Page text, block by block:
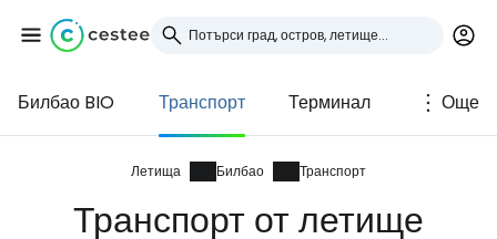
Билбао BIO Транспорт Терминал Още
Летища Билбао Транспорт
Транспорт от летище
Влезте в Cestee
... световната общност на туристите